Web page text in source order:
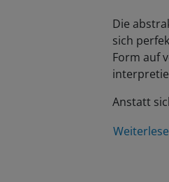
Die
sich
Form auf
Anstatt